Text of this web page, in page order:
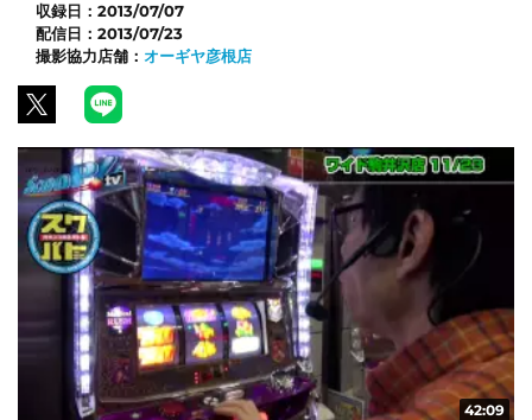
収録日： 2013/07/07
配信日： 2013/07/23
撮影協力店舗： オーギヤ彦根店
42:09